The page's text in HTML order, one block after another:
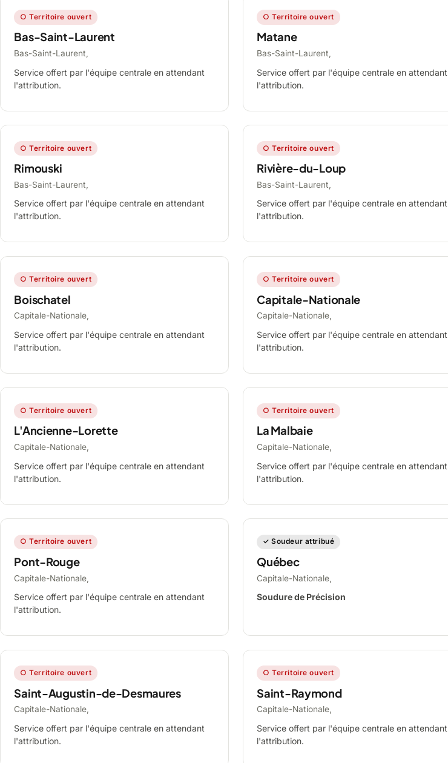
○ Territoire ouvert
Bas-Saint-Laurent
Bas-Saint-Laurent,
Service offert par l'équipe centrale en attendant
l'attribution.
○ Territoire ouvert
Matane
Bas-Saint-Laurent,
Service offert par l'équipe centrale en attendant
l'attribution.
○ Territoire ouvert
Rimouski
Bas-Saint-Laurent,
Service offert par l'équipe centrale en attendant
l'attribution.
○ Territoire ouvert
Rivière-du-Loup
Bas-Saint-Laurent,
Service offert par l'équipe centrale en attendant
l'attribution.
○ Territoire ouvert
Boischatel
Capitale-Nationale,
Service offert par l'équipe centrale en attendant
l'attribution.
○ Territoire ouvert
Capitale-Nationale
Capitale-Nationale,
Service offert par l'équipe centrale en attendant
l'attribution.
○ Territoire ouvert
L'Ancienne-Lorette
Capitale-Nationale,
Service offert par l'équipe centrale en attendant
l'attribution.
○ Territoire ouvert
La Malbaie
Capitale-Nationale,
Service offert par l'équipe centrale en attendant
l'attribution.
○ Territoire ouvert
Pont-Rouge
Capitale-Nationale,
Service offert par l'équipe centrale en attendant
l'attribution.
✓ Soudeur attribué
Québec
Capitale-Nationale,
Soudure de Précision
○ Territoire ouvert
Saint-Augustin-de-Desmaures
Capitale-Nationale,
Service offert par l'équipe centrale en attendant
l'attribution.
○ Territoire ouvert
Saint-Raymond
Capitale-Nationale,
Service offert par l'équipe centrale en attendant
l'attribution.